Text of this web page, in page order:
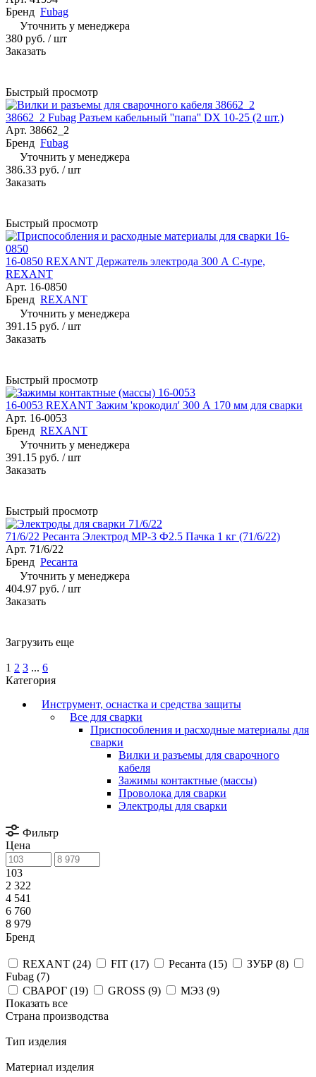
Бренд Fubag
Уточнить у менеджера
380 руб. / шт
Заказать
Быстрый просмотр
38662_2 Fubag Разъем кабельный ''папа'' DX 10-25 (2 шт.)
Арт. 38662_2
Бренд Fubag
Уточнить у менеджера
386.33 руб. / шт
Заказать
Быстрый просмотр
16-0850 REXANT Держатель электрода 300 А С-type,
REXANT
Арт. 16-0850
Бренд REXANT
Уточнить у менеджера
391.15 руб. / шт
Заказать
Быстрый просмотр
16-0053 REXANT Зажим 'крокодил' 300 А 170 мм для сварки
Арт. 16-0053
Бренд REXANT
Уточнить у менеджера
391.15 руб. / шт
Заказать
Быстрый просмотр
71/6/22 Ресанта Электрод МР-3 Ф2.5 Пачка 1 кг (71/6/22)
Арт. 71/6/22
Бренд Ресанта
Уточнить у менеджера
404.97 руб. / шт
Заказать
Загрузить еще
1 2 3 ... 6
Категория
Инструмент, оснастка и средства защиты
Все для сварки
Приспособления и расходные материалы для
сварки
Вилки и разъемы для сварочного
кабеля
Зажимы контактные (массы)
Проволока для сварки
Электроды для сварки
Фильтр
Цена
103
2 322
4 541
6 760
8 979
Бренд
REXANT (24) FIT (17) Ресанта (15) ЗУБР (8)
Fubag (7)
СВАРОГ (19) GROSS (9) МЭЗ (9)
Показать все
Страна производства
Тип изделия
Материал изделия